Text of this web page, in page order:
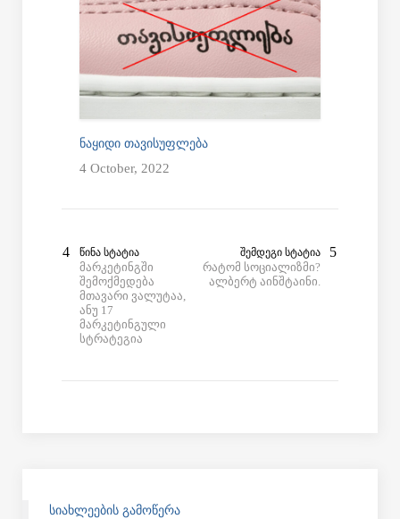
ᲜᲐᲧᲘᲓᲘ ᲗᲐᲕᲘᲡᲣᲤᲚᲔᲑᲐ
4 October, 2022
ᲬᲘᲜᲐ ᲡᲢᲐᲢᲘᲐ
მარკეტინგში
შემოქმედება
მთავარი ვალუტაა,
ანუ 17
მარკეტინგული
სტრატეგია
ᲨᲔᲛᲓᲔᲒᲘ ᲡᲢᲐᲢᲘᲐ
რატომ სოციალიზმი?
ალბერტ აინშტაინი.
ᲡᲘᲐᲮᲚᲔᲔᲑᲘᲡ ᲒᲐᲛᲝᲬᲔᲠᲐ